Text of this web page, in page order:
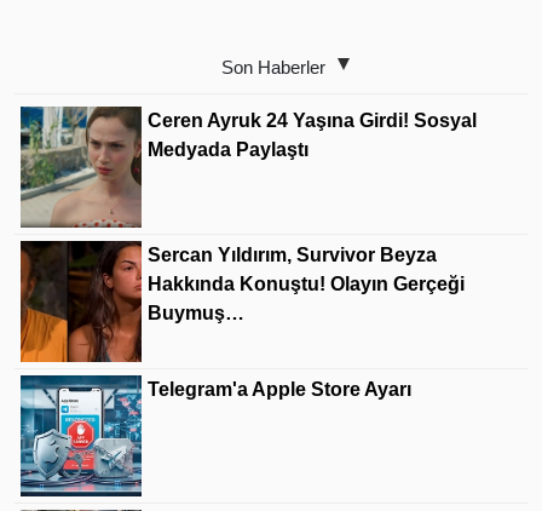
Son Haberler
Ceren Ayruk 24 Yaşına Girdi! Sosyal
Medyada Paylaştı
Sercan Yıldırım, Survivor Beyza
Hakkında Konuştu! Olayın Gerçeği
Buymuş…
Telegram'a Apple Store Ayarı